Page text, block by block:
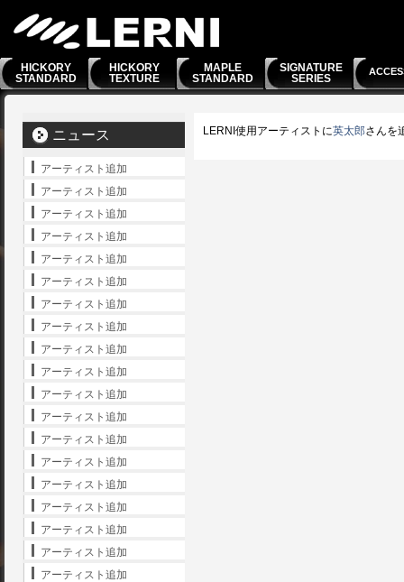
HICKORY
STANDARD
HICKORY
TEXTURE
MAPLE
STANDARD
SIGNATURE
SERIES
LERNI使用アーティストに英太郎さんを
ニュース
アーティスト追加
アーティスト追加
アーティスト追加
アーティスト追加
アーティスト追加
アーティスト追加
アーティスト追加
アーティスト追加
アーティスト追加
アーティスト追加
アーティスト追加
アーティスト追加
アーティスト追加
アーティスト追加
アーティスト追加
アーティスト追加
アーティスト追加
アーティスト追加
アーティスト追加